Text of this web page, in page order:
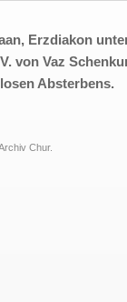
Erzdiakon
von Vaz
Absterbens.
Chur.